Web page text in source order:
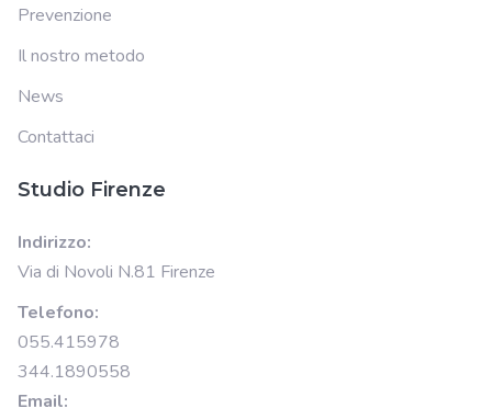
Prevenzione
Il nostro metodo
News
Contattaci
Studio Firenze
Indirizzo:
Via di Novoli N.81 Firenze
Telefono:
055.415978
344.1890558
Email: